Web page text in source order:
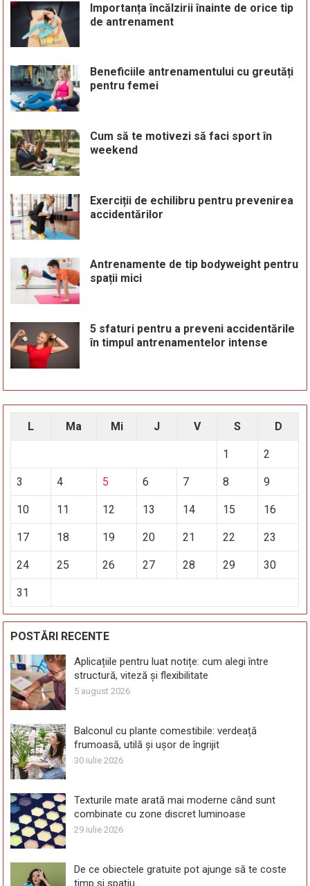
Importanța încălzirii înainte de orice tip
de antrenament
Beneficiile antrenamentului cu greutăți
pentru femei
Cum să te motivezi să faci sport în
weekend
Exerciții de echilibru pentru prevenirea
accidentărilor
Antrenamente de tip bodyweight pentru
spații mici
5 sfaturi pentru a preveni accidentările
în timpul antrenamentelor intense
L Ma Mi J V S D
1 2
3 4 5 6 7 8 9
10 11 12 13 14 15 16
17 18 19 20 21 22 23
24 25 26 27 28 29 30
31
POSTĂRI RECENTE
Aplicațiile pentru luat notițe: cum alegi între
structură, viteză și flexibilitate
5 august 2026
Balconul cu plante comestibile: verdeață
frumoasă, utilă și ușor de îngrijit
30 iulie 2026
Texturile mate arată mai moderne când sunt
combinate cu zone discret luminoase
29 iulie 2026
De ce obiectele gratuite pot ajunge să te coste
timp și spațiu